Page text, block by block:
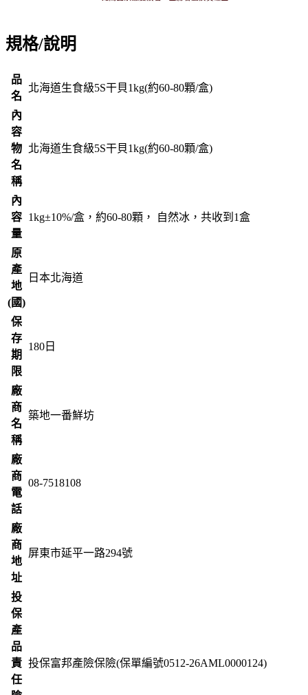
規格/說明
品
名
北海道生食級5S干貝1kg(約60-80顆/盒)
內
容
物
名
稱
北海道生食級5S干貝1kg(約60-80顆/盒)
內
容
量
1kg±10%/盒，約60-80顆， 自然冰，共收到1盒
原
產
地
(國)
日本北海道
保
存
期
限
180 日
廠
商
名
稱
築地一番鮮坊
廠
商
電
話
08-7518108
廠
商
地
址
屏東市延平一路294號
投
保
產
品
責
任
投保富邦產險保險(保單編號0512-26AML0000124)